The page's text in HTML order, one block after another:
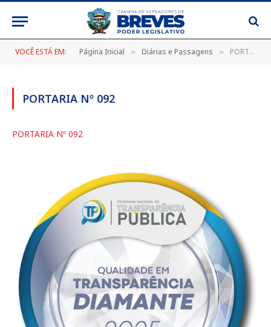
VOCÊ ESTÁ EM: Página Inicial » Diárias e Passagens » PORTARIA Nº 092
PORTARIA Nº 092
PORTARIA Nº 092